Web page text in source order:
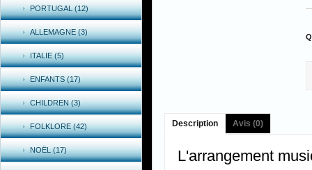
PORTUGAL (12)
ALLEMAGNE (3)
ITALIE (5)
ENFANTS (17)
CHILDREN (3)
FOLKLORE (42)
NOËL (17)
Description Avis (0)
L'arrangement